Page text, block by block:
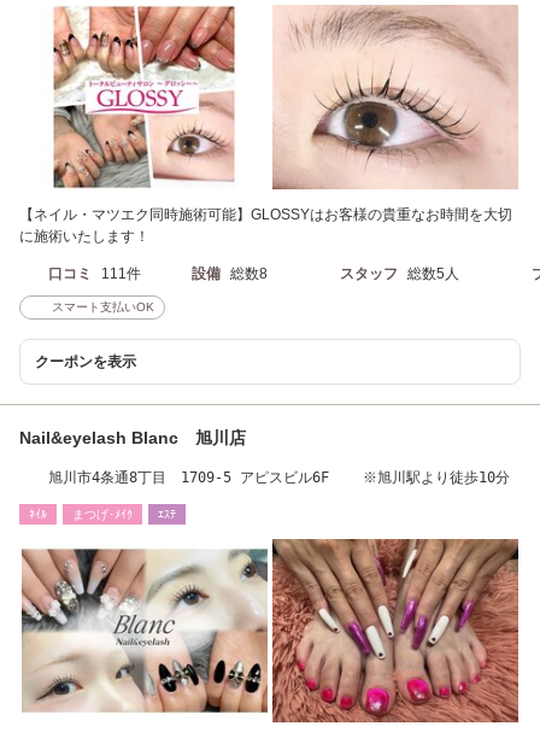
【ネイル・マツエク同時施術可能】GLOSSYはお客様の貴重なお時間を大切
に施術いたします！
口コミ 111件 設備 総数8 スタッフ 総数5人
スマート支払いOK
クーポンを表示
Nail&eyelash Blanc 旭川店
旭川市4条通8丁目 1709-5 アピスビル6F ※旭川駅より徒歩10分
ﾈｲﾙ まつげ･ﾒｲｸ ｴｽﾃ